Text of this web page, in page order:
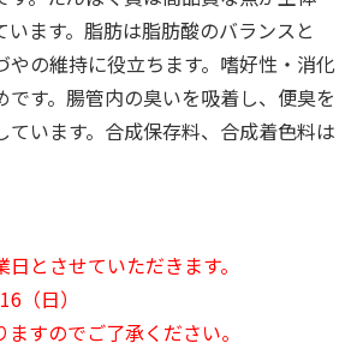
ます。脂肪は脂肪酸のバランスと
の維持に役立ちます。嗜好性・消化
す。腸管内の臭いを吸着し、便臭を
います。合成保存料、合成着色料は
とさせていただきます。
（日）
すのでご了承ください。